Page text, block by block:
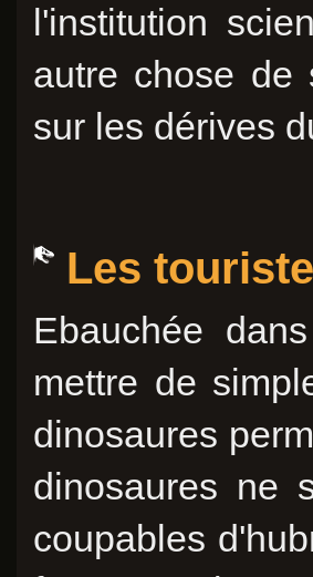
l'institution
autre chose de
sur les dérives
Les
Ebauchée
mettre de
dinosaures
dinosaures ne
coupables